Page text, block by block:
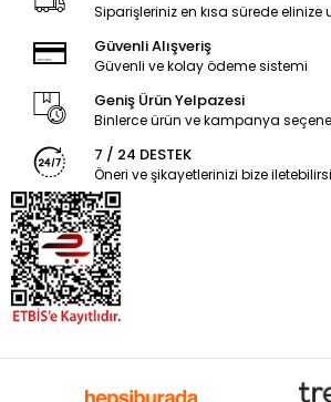
Siparişleriniz en kısa sürede elinize
Güvenli Alışveriş
Güvenli ve kolay ödeme sistemi
Geniş Ürün Yelpazesi
Binlerce ürün ve kampanya
7 / 24 DESTEK
Öneri ve şikayetlerinizi bize